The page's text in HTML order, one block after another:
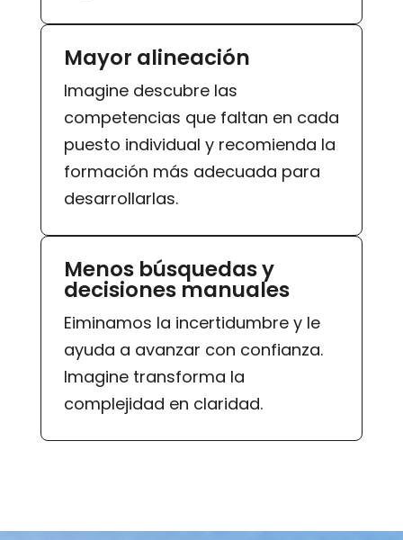
Mayor alineación
Imagine descubre las
competencias que faltan en cada
puesto individual y recomienda la
formación más adecuada para
desarrollarlas.
Menos búsquedas y
decisiones manuales
Eiminamos la incertidumbre y le
ayuda a avanzar con confianza.
Imagine transforma la
complejidad en claridad.